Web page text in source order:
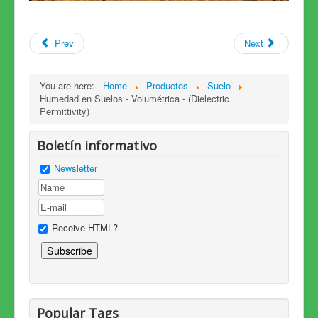
Prev Next
You are here: Home Productos
Suelo
Humedad en Suelos - Volumétrica - (Dielectric
Permittivity)
Boletín informativo
Newsletter
Receive HTML?
Popular Tags